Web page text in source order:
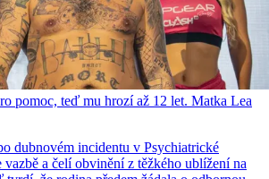
pomoc, teď mu hrozí až 12 let. Matka Lea
dubnovém incidentu v Psychiatrické
a čelí obvinění z těžkého ublížení na